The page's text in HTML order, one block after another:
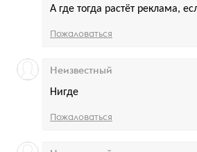
А где тогда растёт реклама,
Пожаловаться
Нигде
Неизвестный
Пожаловаться